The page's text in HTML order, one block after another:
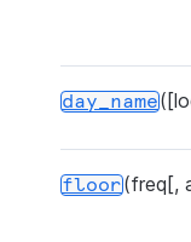
day_name
floor(freq[,